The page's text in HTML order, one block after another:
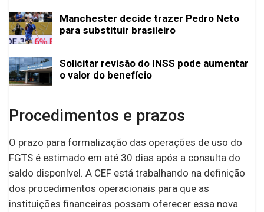
Manchester decide trazer Pedro Neto
para substituir brasileiro
Solicitar revisão do INSS pode aumentar
o valor do benefício
Procedimentos e prazos
O prazo para formalização das operações de uso do
FGTS é estimado em até 30 dias após a consulta do
saldo disponível. A CEF está trabalhando na definição
dos procedimentos operacionais para que as
instituições financeiras possam oferecer essa nova